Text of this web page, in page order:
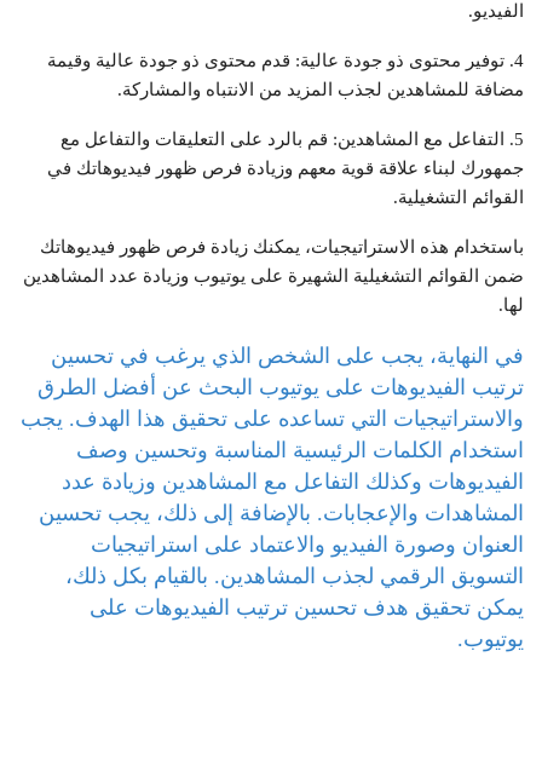
الفيديو.
4. توفير محتوى ذو جودة عالية: قدم محتوى ذو جودة عالية وقيمة
مضافة للمشاهدين لجذب المزيد من الانتباه والمشاركة.
5. التفاعل مع المشاهدين: قم بالرد على التعليقات والتفاعل مع
جمهورك لبناء علاقة قوية معهم وزيادة فرص ظهور فيديوهاتك في
القوائم التشغيلية.
باستخدام هذه الاستراتيجيات، يمكنك زيادة فرص ظهور فيديوهاتك
ضمن القوائم التشغيلية الشهيرة على يوتيوب وزيادة عدد المشاهدين
لها.
في النهاية، يجب على الشخص الذي يرغب في تحسين
ترتيب الفيديوهات على يوتيوب البحث عن أفضل الطرق
والاستراتيجيات التي تساعده على تحقيق هذا الهدف. يجب
استخدام الكلمات الرئيسية المناسبة وتحسين وصف
الفيديوهات وكذلك التفاعل مع المشاهدين وزيادة عدد
المشاهدات والإعجابات. بالإضافة إلى ذلك، يجب تحسين
العنوان وصورة الفيديو والاعتماد على استراتيجيات
التسويق الرقمي لجذب المشاهدين. بالقيام بكل ذلك،
يمكن تحقيق هدف تحسين ترتيب الفيديوهات على
يوتيوب.